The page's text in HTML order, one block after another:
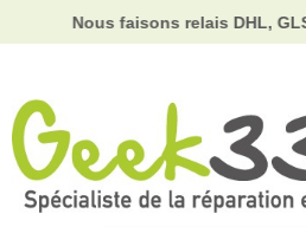
Nous faisons relais DHL, GLS et UPS.